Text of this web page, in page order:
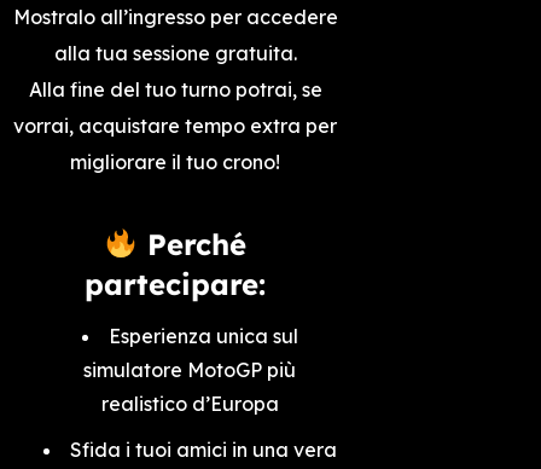
Mostralo all’ingresso per accedere
alla tua sessione gratuita.
Alla fine del tuo turno potrai, se
vorrai, acquistare tempo extra per
migliorare il tuo crono!
Perché
partecipare:
Esperienza unica sul
simulatore MotoGP più
realistico d’Europa
Sfida i tuoi amici in una vera